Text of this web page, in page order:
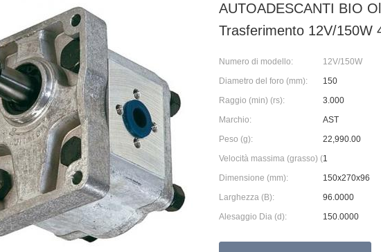
AUTOADESCANTI BIO
Trasferimento 12V/150W
Numero di modello:
12V/150W
Diametro del foro (mm):
150
Raggio (min) (rs):
3.000
Marchio:
AST
Peso (g):
22,990.00
Velocità massima (grasso) (X000 RPM):
1
Dimensione (mm):
150x270x96
Larghezza (B):
96.0000
Alesaggio Dia (d):
150.0000